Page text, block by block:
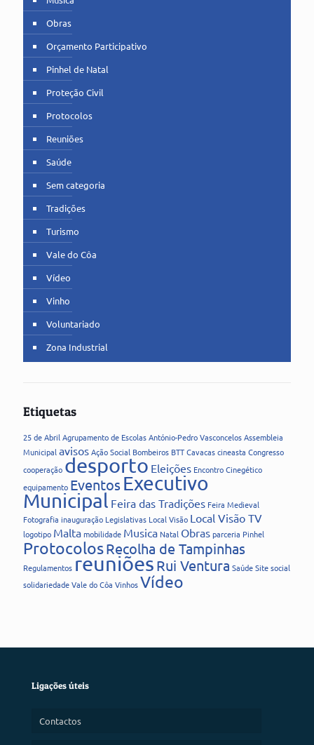
Obras
Orçamento Participativo
Pinhel de Natal
Proteção Civil
Protocolos
Reuniões
Saúde
Sem categoria
Tradições
Turismo
Vale do Côa
Vídeo
Vinho
Voluntariado
Zona Industrial
Etiquetas
25 de Abril Agrupamento de EscolasAntónio-Pedro VasconcelosAssembleia
Municipal avisosAção Social Bombeiros BTTCavacascineasta Congresso
cooperação desporto Eleições Encontro Cinegético
equipamento Eventos Executivo
Municipal Feira das Tradições Feira Medieval
Fotografia inauguração Legislativas Local Visão Local Visão TV
logotipo Maltamobilidade Musica Natal Obrasparceria Pinhel
ProtocolosRecolha de Tampinhas
Regulamentos reuniões Rui Ventura SaúdeSitesocial
solidariedadeVale do Côa VinhosVídeo
Ligações úteis
Contactos